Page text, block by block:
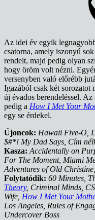
Az idei év egyik
csatorna, amely iszonyú
rendelt, majd pedig olyan
hogy öröm volt nézni.
versenyben való előrébb
Igazából csak két
új évados berendeléssel. Az
pedig a How I Met Your
egy se érdekel.
Újoncok: Hawaii Five-O,
$#*! My Dad Says, Cím
Kasza: Accidentally on
For The Moment, Miami
Adventures of Old
Folytatódik: 60 Minutes,
Theory, Criminal Minds,
Wife, How I Met Your
Los Angeles, Rules of
Undercover Boss